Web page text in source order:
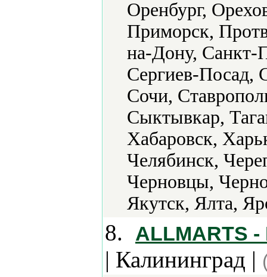
Оренбург,
Приморск,
на-Дону, Санкт-
Сергиев-Посад,
Сочи,
Сыктывкар,
Хабаровск,
Челябинск,
Черновцы,
Якутск, Ялта,
8. ALLMARTS
| Калининград |